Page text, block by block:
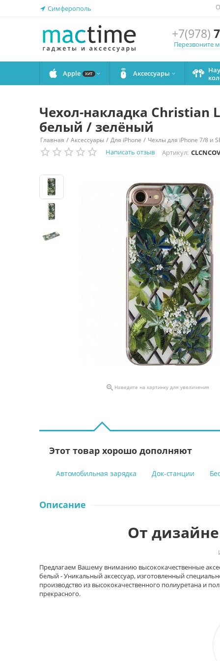
Симферополь
+7(978)
Перезвоните
Apple ХИТ  Аксессуары 
Чехол-накладка Christian
белый / зелёный
Главная / Аксессуары / Для iPhone / Чехлы для iPhone 7/8 и
Написать отзыв Артикул:
 Наведите на картинку для увеличения
Этот товар хорошо дополняют
Автомобильная зарядка Док-станции
Описание
От
Предлагаем Вашему вниманию высококачественные
белый - Уникальный аксессуар, изготовленный
производство из высококачественного полиуретана и
прекрасного.